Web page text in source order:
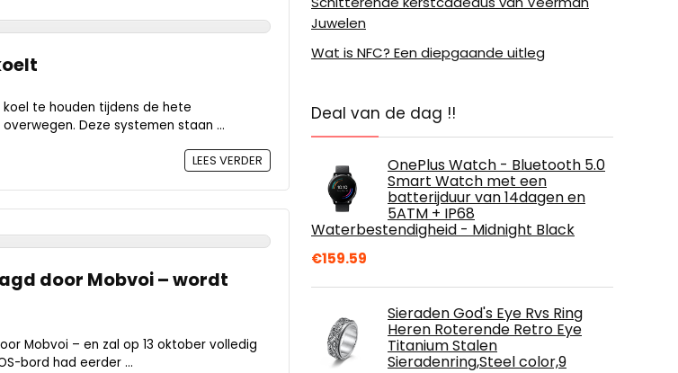
te houden tijdens de hete
Deze systemen staan ...
LEES VERDER
door Mobvoi – wordt
Mobvoi – en zal op 13 oktober volledig
bord had eerder ...
Juwelen
Wat is NFC? Een diepgaande uitleg
Deal van de dag !!
OnePlus Watch - Bluetooth 5.0
Smart Watch met een
batterijduur van 14dagen en
5ATM + IP68
Waterbestendigheid - Midnight Black
€159.59
Sieraden God's Eye Rvs Ring
Heren Roterende Retro Eye
Titanium Stalen
Sieradenring,Steel color,9